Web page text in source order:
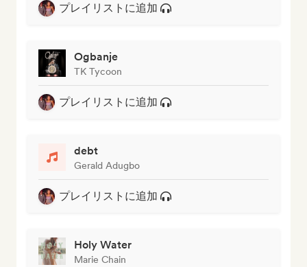
プレイリストに追加
Ogbanje
TK Tycoon
プレイリストに追加
debt
Gerald Adugbo
プレイリストに追加
Holy Water
Marie Chain